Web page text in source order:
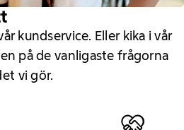
kundservice. Eller kika i vår
på de vanligaste frågorna
vi gör.